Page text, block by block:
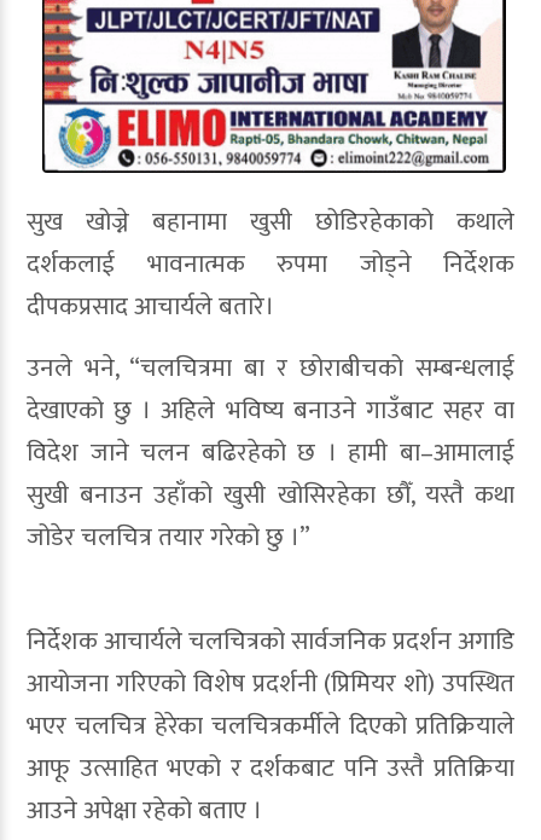
सुख खोज्ने बहानामा खुसी छोडिरहेकाको कथाले
दर्शकलाई भावनात्मक रुपमा जोड्ने निर्देशक
दीपकप्रसाद आचार्यले बतारे।
उनले भने, “चलचित्रमा बा र छोराबीचको सम्बन्धलाई
देखाएको छु । अहिले भविष्य बनाउने गाउँबाट सहर वा
विदेश जाने चलन बढिरहेको छ । हामी बा–आमालाई
सुखी बनाउन उहाँको खुसी खोसिरहेका छौँ, यस्तै कथा
जोडेर चलचित्र तयार गरेको छु ।”
निर्देशक आचार्यले चलचित्रको सार्वजनिक प्रदर्शन अगाडि
आयोजना गरिएको विशेष प्रदर्शनी (प्रिमियर शो) उपस्थित
भएर चलचित्र हेरेका चलचित्रकर्मीले दिएको प्रतिक्रियाले
आफू उत्साहित भएको र दर्शकबाट पनि उस्तै प्रतिक्रिया
आउने अपेक्षा रहेको बताए ।